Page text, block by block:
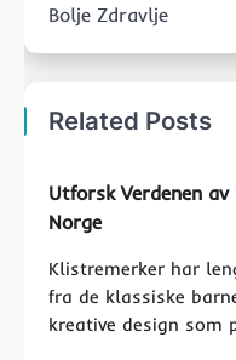
Bolje Zdravlje
Related Posts
Utforsk Verdenen
Norge
Klistremerker har
fra de klassiske
kreative design som